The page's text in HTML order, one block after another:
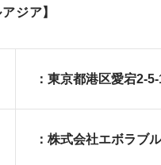
ジア】
：東京都港区愛宕2-
：株式会社エボラブ